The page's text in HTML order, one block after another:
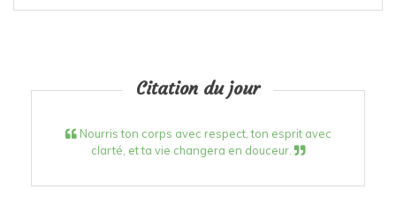
Citation du jour
Nourris ton corps avec respect, ton esprit avec
clarté, et ta vie changera en douceur.